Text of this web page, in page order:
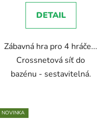
DETAIL
Zábavná hra pro 4 hráče...
Crossnetová síť do
bazénu - sestavitelná.
NOVINKA